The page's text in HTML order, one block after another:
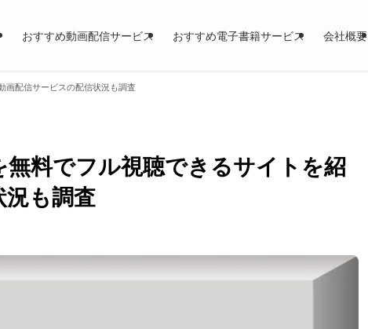
おすすめ動画配信サービス おすすめ電子書籍サービス 会社概要
画配信サービスの配信状況も調査
料でフル視聴できるサイトを紹
も調査